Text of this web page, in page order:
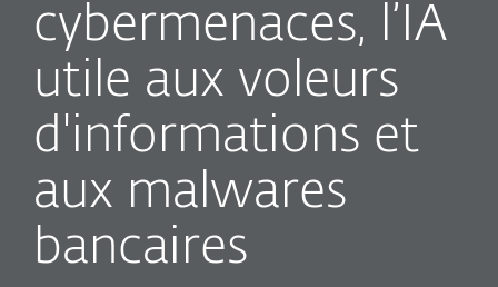
cybermenaces, l’IA
utile aux voleurs
d'informations et
aux malwares
bancaires